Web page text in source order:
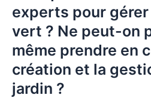
experts pour
vert ? Ne peut-on
même prendre en
création et la
jardin ?